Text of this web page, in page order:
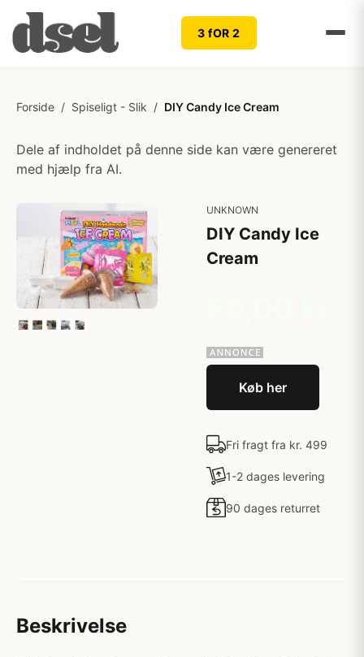
3 fOR 2
Forside / Spiseligt - Slik / DIY Candy Ice Cream
Dele af indholdet på denne side kan være genereret
med hjælp fra AI.
UNKNOWN
DIY Candy Ice
Cream
Køb her
Fri fragt fra kr. 499
1-2 dages levering
90 dages returret
Beskrivelse